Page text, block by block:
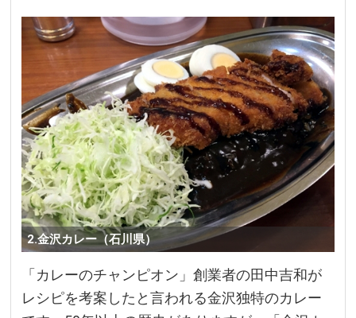
2.金沢カレー（石川県）
「カレーのチャンピオン」創業者の田中吉和が
レシピを考案したと言われる金沢独特のカレー